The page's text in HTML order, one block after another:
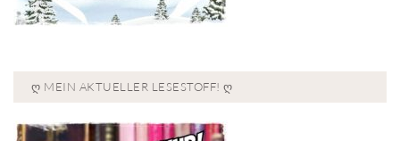
Ღ MEIN AKTUELLER LESESTOFF! Ღ